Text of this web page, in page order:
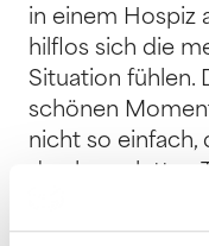
in einem Hospiz
hilflos sich die
Situation fühlen.
schönen
nicht so einfach,
Stimmung
da ist! Durch